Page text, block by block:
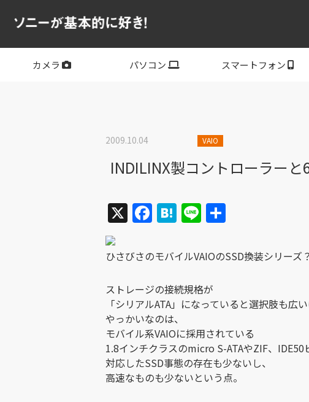
カメラ パソコン スマートフォン
2009.10.04 VAIO
INDILINX製コントローラーと
X Facebook
Hatena
Line
ひさびさのモバイルVAIOのSSD換装シリーズ？
ストレージの接続規格が
「シリアルATA」になっていると選択肢も広い
やっかいなのは、
モバイル系VAIOに採用されている
1.8インチクラスのmicro S-ATAやZIF、IDE50
対応したSSD事態の存在も少ないし、
高速なものも少ないという点。